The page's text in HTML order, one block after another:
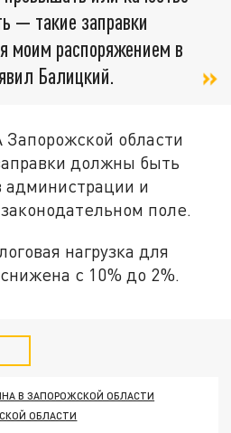
— такие заправки
моим распоряжением в
Балицкий.
области
должны быть
администрации и
поле.
нагрузка для
с 10% до 2%.
В ЗАПОРОЖСКОЙ ОБЛАСТИ
ОБЛАСТИ